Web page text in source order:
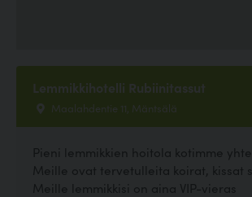
Lemmikkihotelli Rubiinitassut
Maalahdentie 11, Mäntsälä
Pieni lemmikkien hoitola kotimme
Meille ovat tervetulleita koirat, kissat
Meille lemmikkisi on aina VIP-vieras